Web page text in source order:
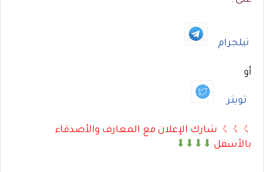
تيلجرام
أو
تويتر
ㄑㄑㄑ شارك الإعلان مع المعارف والأصدقاء
بالأسفل ⬇⬇⬇⬇